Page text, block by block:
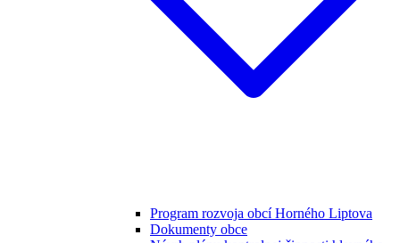
Program rozvoja obcí Horného Liptova
Dokumenty obce